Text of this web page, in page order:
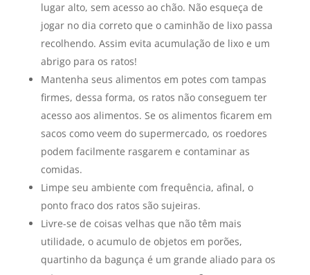
lugar alto, sem acesso ao chão. Não esqueça de
jogar no dia correto que o caminhão de lixo passa
recolhendo. Assim evita acumulação de lixo e um
abrigo para os ratos!
Mantenha seus alimentos em potes com tampas
firmes, dessa forma, os ratos não conseguem ter
acesso aos alimentos. Se os alimentos ficarem em
sacos como veem do supermercado, os roedores
podem facilmente rasgarem e contaminar as
comidas.
Limpe seu ambiente com frequência, afinal, o
ponto fraco dos ratos são sujeiras.
Livre-se de coisas velhas que não têm mais
utilidade, o acumulo de objetos em porões,
quartinho da bagunça é um grande aliado para os